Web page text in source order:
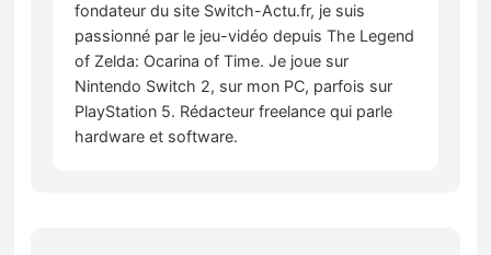
fondateur du site Switch-Actu.fr, je suis
passionné par le jeu-vidéo depuis The Legend
of Zelda: Ocarina of Time. Je joue sur
Nintendo Switch 2, sur mon PC, parfois sur
PlayStation 5. Rédacteur freelance qui parle
hardware et software.